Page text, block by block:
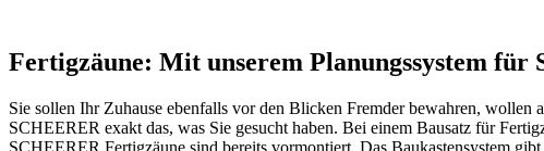
Fertigzäune: Mit unserem Planungssystem für
Sie sollen Ihr Zuhause ebenfalls vor den Blicken Fremder bewahren,
SCHEERER exakt das, was Sie gesucht haben. Bei einem Bausatz für